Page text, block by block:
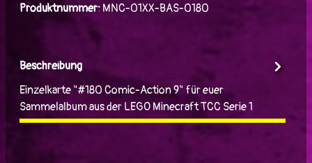
Produktnummer: MNC-01XX-BAS-0180
Beschreibung
Einzelkarte "#180 Comic-Action 9" für euer
Sammelalbum aus der LEGO Minecraft TCC Serie 1